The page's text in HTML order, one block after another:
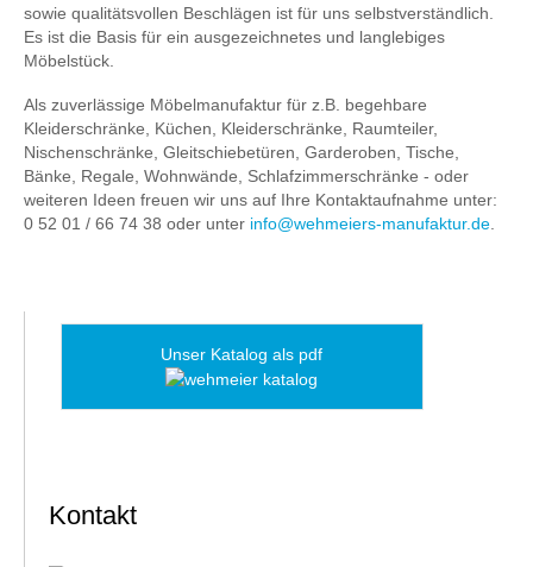
sowie qualitätsvollen Beschlägen ist für uns selbstverständlich.
Es ist die Basis für ein ausgezeichnetes und langlebiges
Möbelstück.
Als zuverlässige Möbelmanufaktur für z.B. begehbare
Kleiderschränke, Küchen, Kleiderschränke, Raumteiler,
Nischenschränke, Gleitschiebetüren, Garderoben, Tische,
Bänke, Regale, Wohnwände, Schlafzimmerschränke - oder
weiteren Ideen freuen wir uns auf Ihre Kontaktaufnahme unter:
0 52 01 / 66 74 38 oder unter info@wehmeiers-manufaktur.de
Unser Katalog als pdf
Kontakt